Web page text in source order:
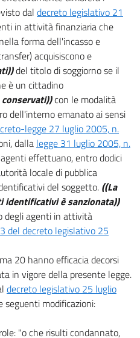
dal decreto legislativo 21
in attività finanziaria che
forma dell'incasso e
acquisiscono e
del titolo di soggiorno se il
è un cittadino
con le modalità
dell'interno emanato ai sensi
legge 27 luglio 2005, n.
dalla legge 31 luglio 2005, n.
effettuano, entro dodici
locale di pubblica
del soggetto. ((La
identificativi è sanzionata))
degli agenti in attività
del decreto legislativo 25
20 hanno efficacia decorsi
in vigore della presente legge.
decreto legislativo 25 luglio
seguenti modificazioni:
"o che risulti condannato,